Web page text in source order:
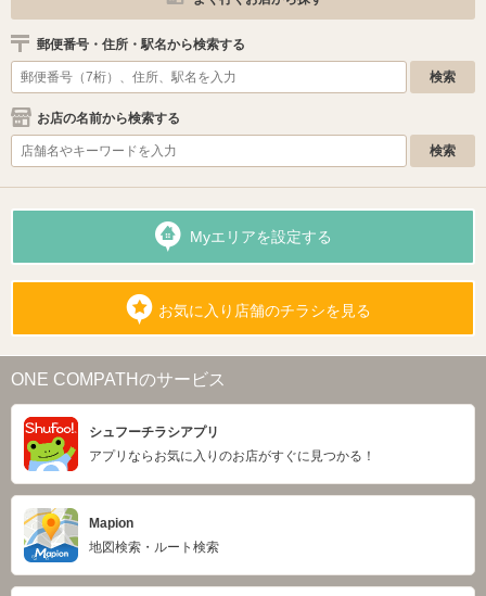
郵便番号・住所・駅名から検索する
お店の名前から検索する
Myエリアを設定する
お気に入り店舗のチラシを見る
ONE COMPATHのサービス
シュフーチラシアプリ
アプリならお気に入りのお店がすぐに見つかる！
Mapion
地図検索・ルート検索